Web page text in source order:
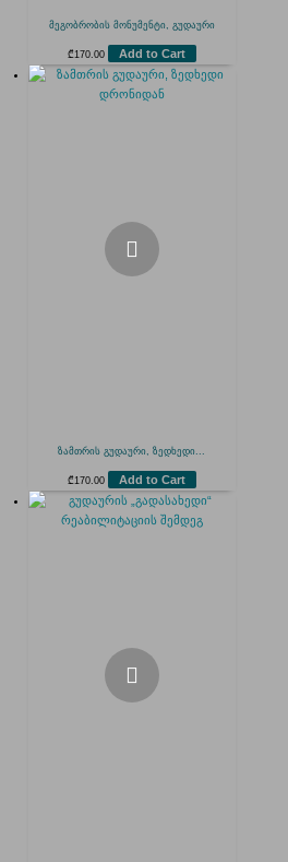
მეგობრობის მონუმენტი, გუდაური
₾ 170.00 Add to Cart
ზამთრის გუდაური, ზედხედი...
₾ 170.00 Add to Cart